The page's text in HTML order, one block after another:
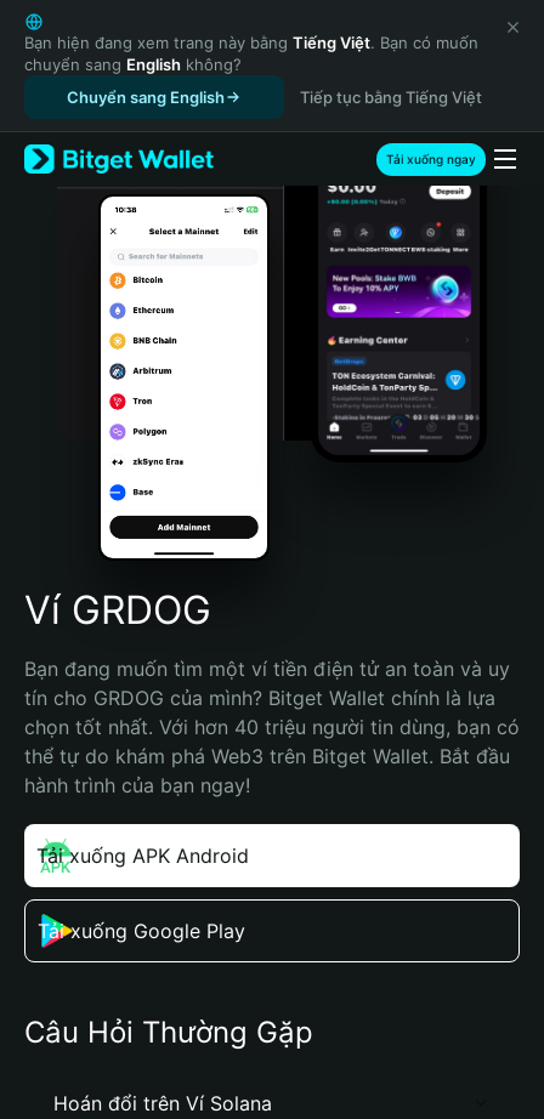
English
日本語
Tiếng Việt
Русский
Español (Latinoamérica)
Türkçe
Italiano
Português (Portugal)
Bahasa Indonesia
Português (Brasil)
Español (Argentina)
Bạn hiện đang xem trang này bằng Tiếng Việt. Bạn có muốn
chuyển sang English không?
Chuyển sang English
Tiếp tục bằng Tiếng Việt
Tải xuống ngay
Ví GRDOG
Bạn đang muốn tìm một ví tiền điện tử an toàn và uy
tín cho GRDOG của mình? Bitget Wallet chính là lựa
chọn tốt nhất. Với hơn 40 triệu người tin dùng, bạn có
thể tự do khám phá Web3 trên Bitget Wallet. Bắt đầu
hành trình của bạn ngay!
Tải xuống APK Android
Tải xuống Google Play
Câu Hỏi Thường Gặp
Hoán đổi trên Ví Solana